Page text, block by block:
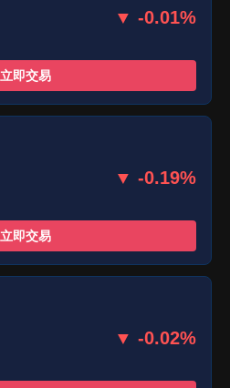
▼ -0.01%
立即交易
▼ -0.19%
立即交易
▼ -0.02%